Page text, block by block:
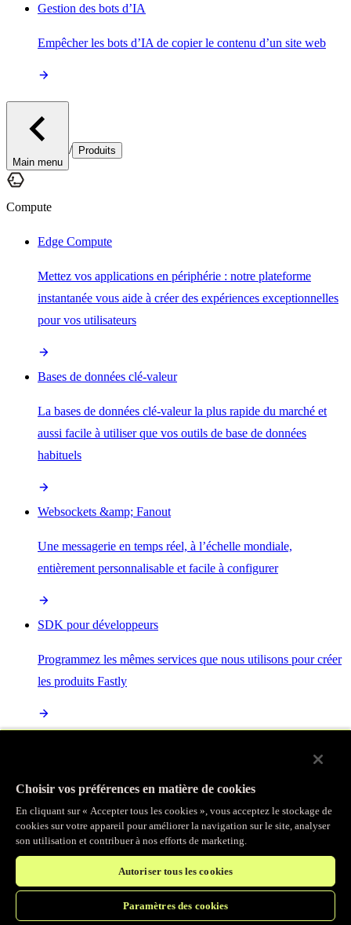
Gestion des bots d’IA
Empêcher les bots d’IA de copier le contenu d’un site web
Main menu
/ Produits
Compute
Edge Compute
Mettez vos applications en périphérie : notre plateforme
instantanée vous aide à créer des expériences exceptionnelles
pour vos utilisateurs
Bases de données clé-valeur
La bases de données clé-valeur la plus rapide du marché et
aussi facile à utiliser que vos outils de base de données
habituels
Websockets &amp; Fanout
Une messagerie en temps réel, à l’échelle mondiale,
entièrement personnalisable et facile à configurer
SDK pour développeurs
Programmez les mêmes services que nous utilisons pour créer
les produits Fastly
sur des normes ouvertes et intégrée à la suite complète de
produits Fastly
Accélérez vos charges de travail d’IA et gagnez en efficacité
Choisir vos préférences en matière de cookies
En cliquant sur « Accepter tous les cookies », vous acceptez le stockage de
cookies sur votre appareil pour améliorer la navigation sur le site, analyser
son utilisation et contribuer à nos efforts de marketing.
Autoriser tous les cookies
Paramètres des cookies